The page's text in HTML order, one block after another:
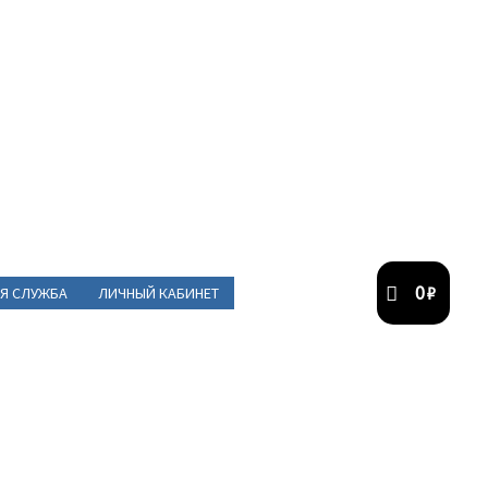
СЛУЖБА ЛИЧНЫЙ КАБИНЕТ 0₽